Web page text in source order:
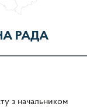
РАДА
з начальником